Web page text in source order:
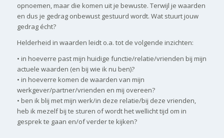
opnoemen, maar die komen uit je bewuste. Terwijl je waarden
en dus je gedrag onbewust gestuurd wordt. Wat stuurt jouw
gedrag écht?
Helderheid in waarden leidt o.a. tot de volgende inzichten:
• in hoeverre past mijn huidige functie/relatie/vrienden bij mijn
actuele waarden (en bij wie ik nu ben)?
• in hoeverre komen de waarden van mijn
werkgever/partner/vrienden en mij overeen?
• ben ik blij met mijn werk/in deze relatie/bij deze vrienden,
heb ik mezelf bij te sturen of wordt het wellicht tijd om in
gesprek te gaan en/of verder te kijken?